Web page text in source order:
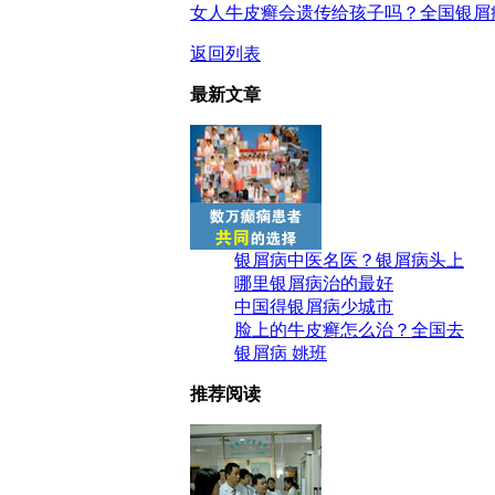
女人牛皮癣会遗传给孩子吗？全国银屑
返回列表
最新文章
银屑病中医名医？银屑病头上
哪里银屑病治的最好
中国得银屑病少城市
脸上的牛皮癣怎么治？全国去
银屑病 姚班
推荐阅读